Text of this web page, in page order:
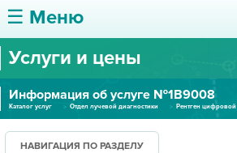
☰ Меню
О ЦЕНТРЕ
УСЛУГИ И ЦЕНЫ
ПАЦИЕНТУ
Услуги и цены
Информация об услуге №1В9008
Каталог услуг Отдел лучевой диагностики
Рентген цифровой
НАВИГАЦИЯ ПО РАЗДЕЛУ